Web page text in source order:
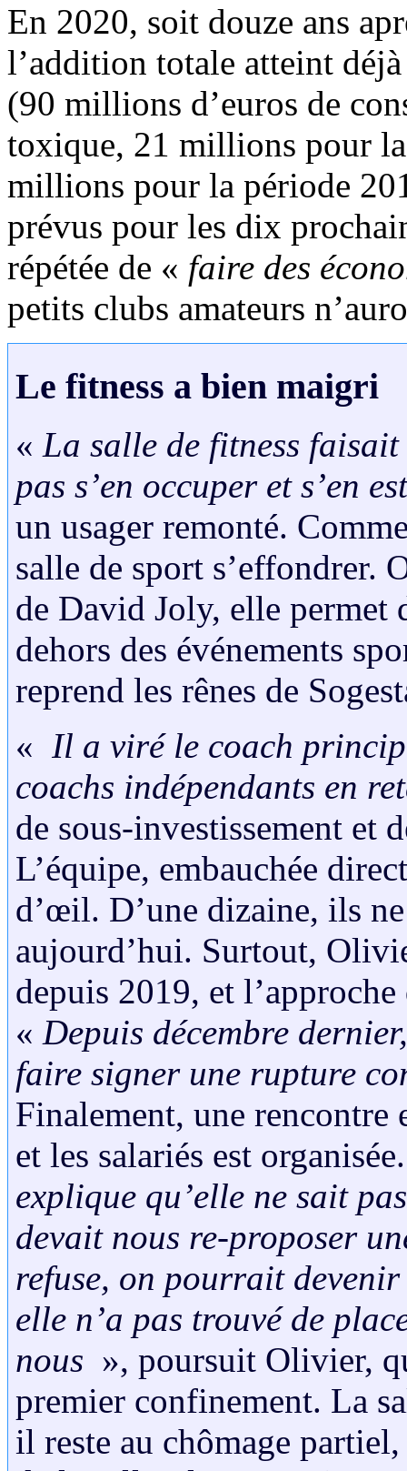
En 2020, soit douze ans
l’addition totale atteint
(90 millions d’euros de
toxique, 21 millions pour
millions pour la période
prévus pour les dix
répétée de « faire des
petits clubs amateurs
Le fitness a bien maigri
« La salle de fitness
pas s’en occuper et s’en
un usager remonté.
salle de sport s’effondrer.
de David Joly, elle permet
dehors des événements
reprend les rênes de
« Il a viré le coach
coachs indépendants en
de sous-investissement et
L’équipe, embauchée
d’œil. D’une dizaine, ils
aujourd’hui. Surtout,
depuis 2019, et
« Depuis décembre
faire signer une rupture
Finalement, une
et les salariés est
explique qu’elle ne sait
devait nous re-proposer
refuse, on pourrait
elle n’a pas trouvé de
nous », poursuit Olivier,
premier confinement. La
il reste au chômage